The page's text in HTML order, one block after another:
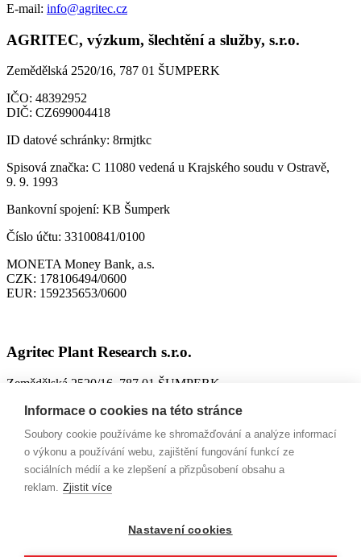
E-mail: info@agritec.cz
AGRITEC, výzkum, šlechtění a služby, s.r.o.
Zemědělská 2520/16, 787 01 ŠUMPERK
IČO: 48392952
DIČ: CZ699004418
ID datové schránky: 8rmjtkc
Spisová značka: C 11080 vedená u Krajského soudu v Ostravě,
9. 9. 1993
Bankovní spojení: KB Šumperk
Číslo účtu: 33100841/0100
MONETA Money Bank, a.s.
CZK: 178106494/0600
EUR: 159235653/0600
Agritec Plant Research s.r.o.
Zemědělská 2520/16, 787 01 ŠUMPERK
IČO:26784246
ID datové schránky:n63jtkm
Spisová značka:
C 26228 vedená u Krajského soudu v Ostravě,
9. 10. 2002
MONETA Money Bank, a.s.
Informace o cookies na této stránce
Soubory cookie používáme ke shromažďování a analýze informací
o výkonu a používání webu, zajištění fungování funkcí ze
sociálních médií a ke zlepšení a přizpůsobení obsahu a
reklam. Zjistit více
Nastavení cookies